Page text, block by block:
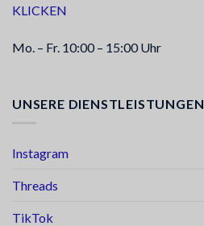
KLICKEN
Mo. – Fr. 10:00 – 15:00 Uhr
UNSERE DIENSTLEISTUNGEN
Instagram
Threads
TikTok